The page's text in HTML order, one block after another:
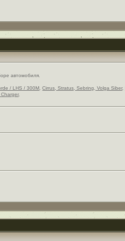
автомобиля.
/ LHS / 300M ,Cirrus, Stratus, Sebring, Volga Siber,
,